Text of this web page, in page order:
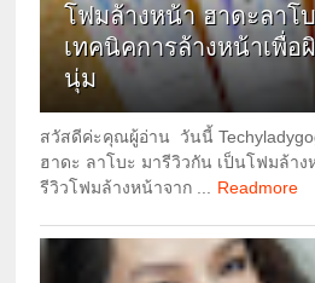
โฟมล้างหน้า ฮาดะลาโ
เทคนิคการล้างหน้าเพื่อ
นุ่ม
สวัสดีค่ะคุณผู้อ่าน วันนี้
ฮาดะ ลาโบะ มารีวิวกัน เป็นโฟมล้าง
รีวิวโฟมล้างหน้าจาก ...
Readmore